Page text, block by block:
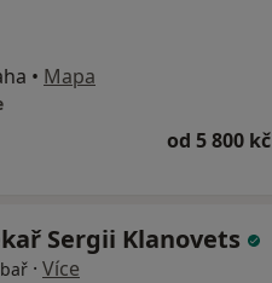
• Mapa
od 5 800 kč
Sergii Klanovets
· Více